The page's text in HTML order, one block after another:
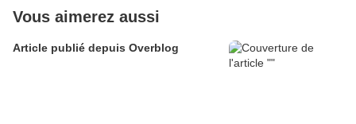
Vous aimerez aussi
Article publié depuis Overblog